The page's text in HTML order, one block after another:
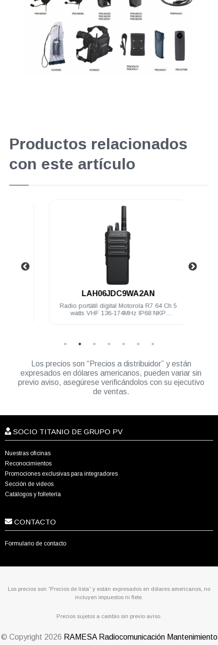
Productos relacionados
con este artículo
LAH06JDC9WA2AN
Radio portátil digital Motorola R7 64 Ch 5
watts VHF 136-174MHz IP68 NKP
Los precios son “Precios a distribuidor” y están
expresados en dólares americanos, pueden variar sin
previo aviso, asegúrese verificándolos con su ejecutivo
de ventas.
SOCIO TITANIO DE GRUPO PV
Nuestras oficinas
Reconocimientos
Promociones exclusivas para integradores
Sección de videos
Catálogos y folletería
CONTACTO
Formulario de contacto
Los precios son “Precios de lista” y están expresados en dólares americanos, no
incluyen impuestos ni flete.
Precios sujetos a cambio sin previo aviso.
© Copyright 2026 RAMESA Radiocomunicación Mantenimiento